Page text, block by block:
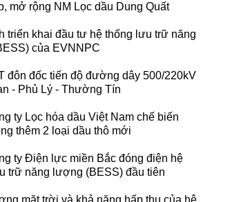
mở rộng NM Lọc dầu Dung Quất
triển khai đầu tư hệ thống lưu trữ năng
của EVNNPC
đôn đốc tiến độ đường dây 500/220kV
- Phủ Lý - Thường Tín
ty Lọc hóa dầu Việt Nam chế biến
thêm 2 loại dầu thô mới
ty Điện lực miền Bắc đóng điện hệ
trữ năng lượng (BESS) đầu tiên
mặt trời và khả năng hấp thụ của hệ